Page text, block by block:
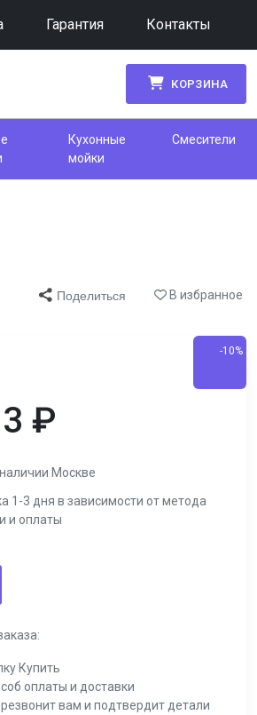
Гарантия Контакты
КОРЗИНА
Кухонные
мойки
Смесители
Поделиться В избранное
-10%
₽
Москве
1-3 дня в зависимости от метода
и оплаты
Купить
оплаты и доставки
вам и подтвердит детали